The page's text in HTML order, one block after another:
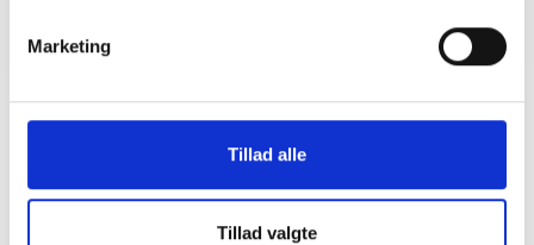
Marketing
Tillad alle
Tillad valgte